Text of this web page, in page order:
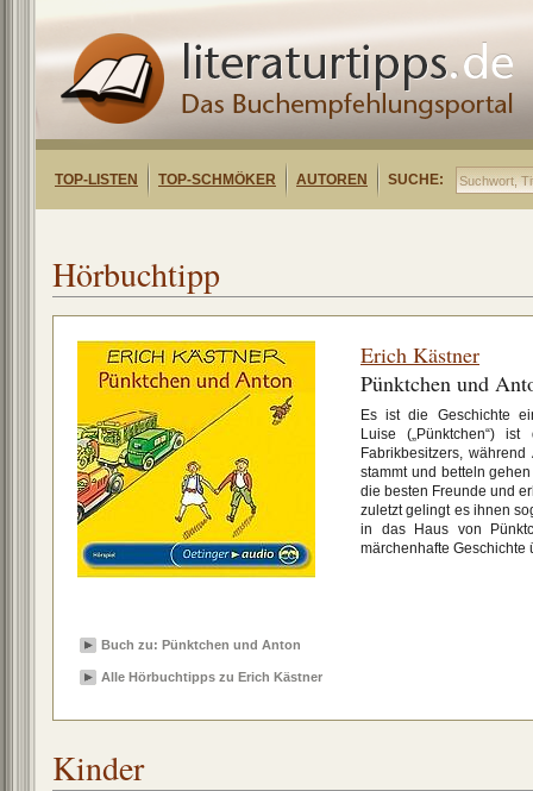
TOP-LISTEN TOP-SCHMÖKER AUTOREN SUCHE:
Hörbuchtipp
Erich Kästner
Pünktchen und
Es ist die Geschichte
Luise („Pünktchen“)
Fabrikbesitzers,
stammt und betteln
die besten Freunde und
zuletzt gelingt es ihnen
in das Haus von
märchenhafte Geschichte
Buch zu: Pünktchen und Anton
Alle Hörbuchtipps zu Erich Kästner
Kinder